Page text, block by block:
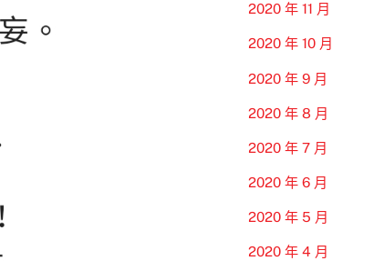
2020 年 11 月
2020 年 10 月
2020 年 9 月
2020 年 8 月
2020 年 7 月
2020 年 6 月
2020 年 5 月
2020 年 4 月